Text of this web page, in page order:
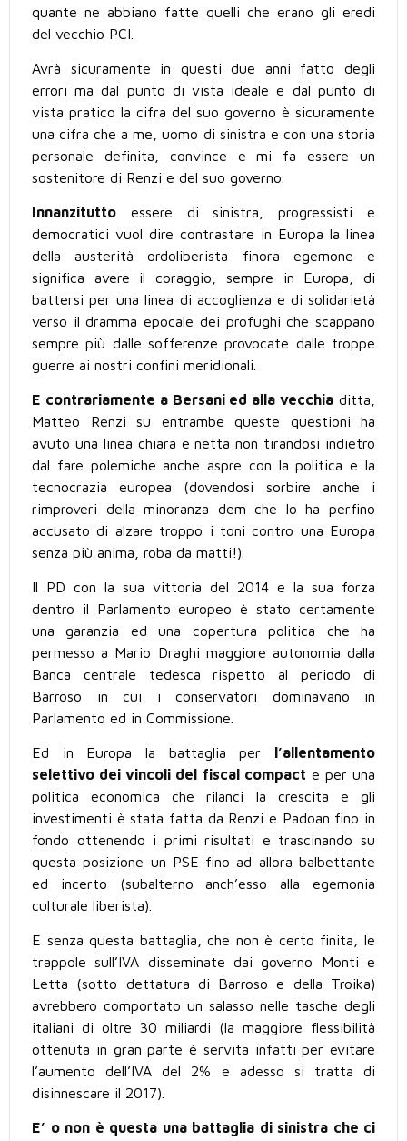
quante ne abbiano fatte quelli che erano gli eredi
del vecchio PCI.
Avrà sicuramente in questi due anni fatto degli
errori ma dal punto di vista ideale e dal punto di
vista pratico la cifra del suo governo è sicuramente
una cifra che a me, uomo di sinistra e con una storia
personale definita, convince e mi fa essere un
sostenitore di Renzi e del suo governo.
Innanzitutto essere di sinistra, progressisti e
democratici vuol dire contrastare in Europa la linea
della austerità ordoliberista finora egemone e
significa avere il coraggio, sempre in Europa, di
battersi per una linea di accoglienza e di solidarietà
verso il dramma epocale dei profughi che scappano
sempre più dalle sofferenze provocate dalle troppe
guerre ai nostri confini meridionali.
E contrariamente a Bersani ed alla vecchia ditta,
Matteo Renzi su entrambe queste questioni ha
avuto una linea chiara e netta non tirandosi indietro
dal fare polemiche anche aspre con la politica e la
tecnocrazia europea (dovendosi sorbire anche i
rimproveri della minoranza dem che lo ha perfino
accusato di alzare troppo i toni contro una Europa
senza più anima, roba da matti!).
Il PD con la sua vittoria del 2014 e la sua forza
dentro il Parlamento europeo è stato certamente
una garanzia ed una copertura politica che ha
permesso a Mario Draghi maggiore autonomia dalla
Banca centrale tedesca rispetto al periodo di
Barroso in cui i conservatori dominavano in
Parlamento ed in Commissione.
Ed in Europa la battaglia per
l’allentamento
selettivo dei vincoli del fiscal compact e per una
politica economica che rilanci la crescita e gli
investimenti è stata fatta da Renzi e Padoan fino in
fondo ottenendo i primi risultati e trascinando su
questa posizione un PSE fino ad allora balbettante
ed incerto (subalterno anch’esso alla egemonia
culturale liberista).
E senza questa battaglia, che non è certo finita, le
trappole sull’IVA disseminate dai governo Monti e
Letta (sotto dettatura di Barroso e della Troika)
avrebbero comportato un salasso nelle tasche degli
italiani di oltre 30 miliardi (la maggiore flessibilità
ottenuta in gran parte è servita infatti per evitare
l’aumento dell’IVA del 2% e adesso si tratta di
disinnescare il 2017).
E’ o non è questa una battaglia di sinistra che ci